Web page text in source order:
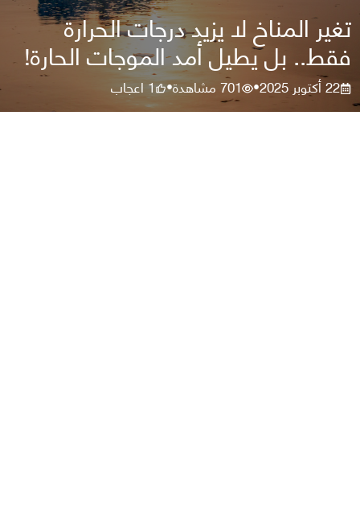
تغير المناخ لا يزيد درجات الحرارة
فقط.. بل يطيل أمد الموجات الحارة!
22 أكتوبر 2025 •
701مشاهدة•
1اعجاب